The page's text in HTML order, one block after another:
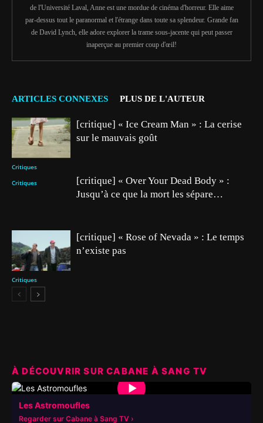
de l'Université Laval, Anne est une mordue de cinéma d'horreur. Elle aime
par-dessus tout le paranormal et l'étrange dans toute sa splendeur. Grande fan
de David Lynch, elle adore explorer la trame sous-jacente qui peut passer
inaperçue au premier coup d'œil!
ARTICLES CONNEXES PLUS DE L'AUTEUR
Critiques
[critique] « Ice Cream Man » : La cerise
sur le mauvais goût
Critiques
[critique] « Over Your Dead Body » :
Jusqu’à ce que la mort les sépare…
Critiques
[critique] « Rose of Nevada » : Le temps
n’existe pas
À DÉCOUVRIR SUR CABANE À SANG TV
▶
Les Astromoufles
Regarder sur Cabane à Sang TV